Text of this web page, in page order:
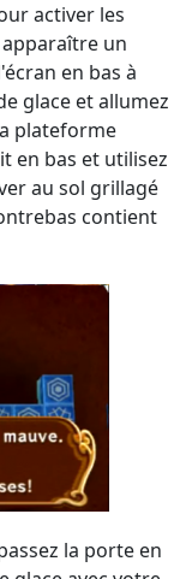
activer les
un
en bas à
glace et allumez
plateforme
en bas et utilisez
au sol grillagé
contient
la porte en